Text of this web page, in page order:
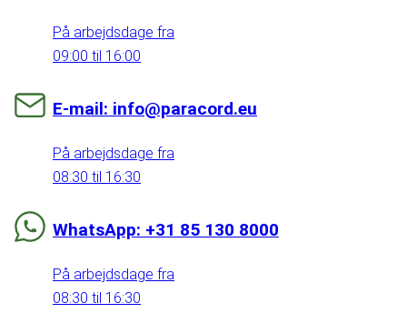
På arbejdsdage fra
09:00 til 16:00
E-mail: info@paracord.eu
På arbejdsdage fra
08:30 til 16:30
WhatsApp: +31 85 130 8000
På arbejdsdage fra
08:30 til 16:30